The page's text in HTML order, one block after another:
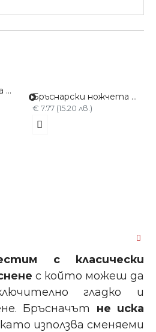
Бръснарски ножчета LORD Professional 100 бр
Бръснарски ножчета perma sharp 100
€ 7.77 (15.20 лв.)
с класически
с който можеш да
гладко и
Бръсначът не иска
използва сменяеми